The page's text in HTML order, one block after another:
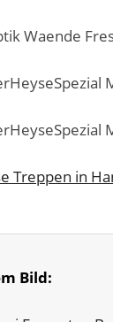
Treppen in
Bild: